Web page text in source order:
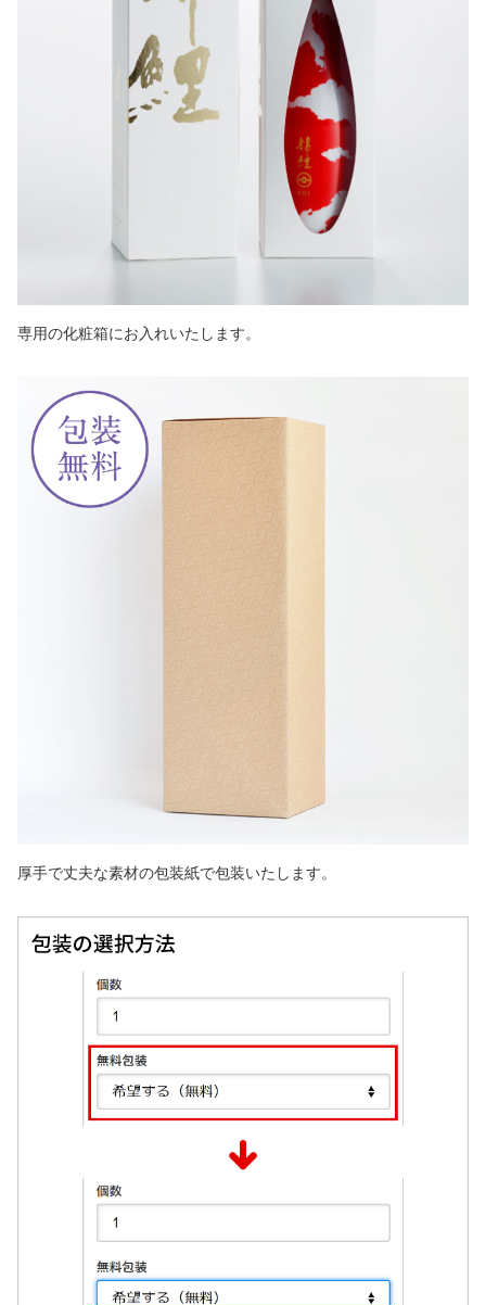
専用の化粧箱にお入れいたします。
厚手で丈夫な素材の包装紙で包装いたします。